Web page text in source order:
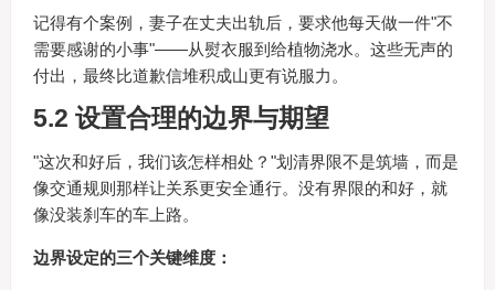
记得有个案例，妻子在丈夫出轨后，要求他每天做一件"不
需要感谢的小事"——从熨衣服到给植物浇水。这些无声的
付出，最终比道歉信堆积成山更有说服力。
5.2 设置合理的边界与期望
"这次和好后，我们该怎样相处？"划清界限不是筑墙，而是
像交通规则那样让关系更安全通行。没有界限的和好，就
像没装刹车的车上路。
边界设定的三个关键维度：